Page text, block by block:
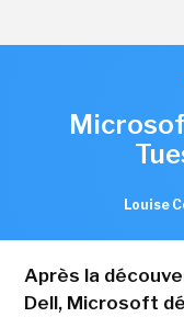
Louise
Après la
Dell, Microsoft